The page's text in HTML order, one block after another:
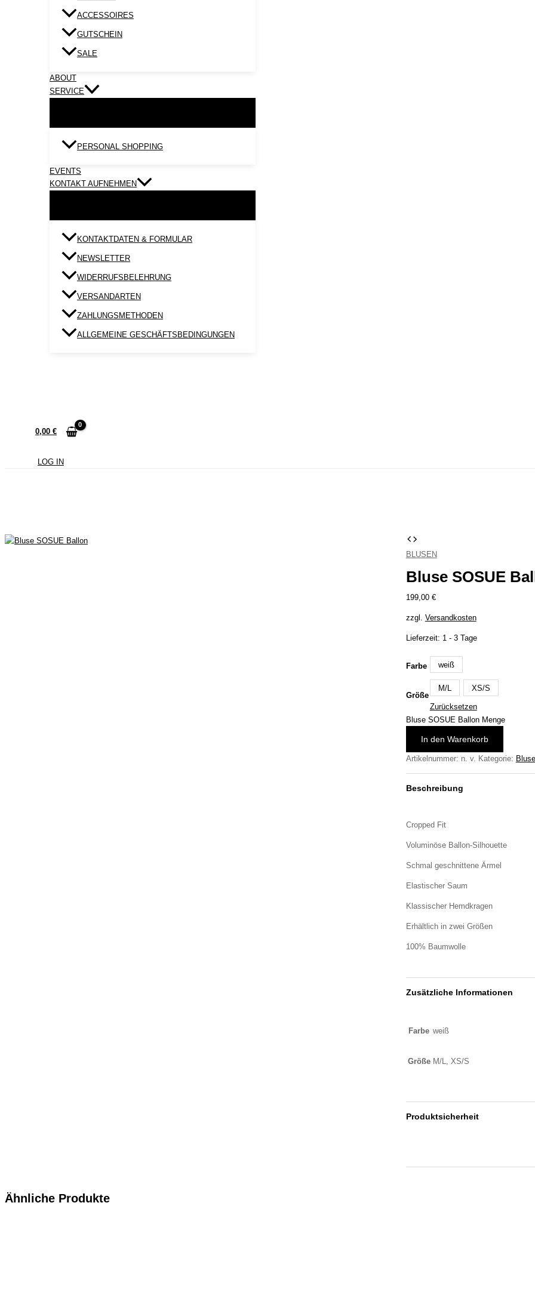
ACCESSOIRES
GUTSCHEIN
SALE
ABOUT
SERVICE
PERSONAL SHOPPING
EVENTS
KONTAKT AUFNEHMEN
KONTAKTDATEN & FORMULAR
NEWSLETTER
WIDERRUFSBELEHRUNG
VERSANDARTEN
ZAHLUNGSMETHODEN
ALLGEMEINE GESCHÄFTSBEDINGUNGEN
0,00 €
LOG IN
BLUSEN
Bluse SOSUE
199,00 €
zzgl. Versandkosten
Lieferzeit: 1 - 3 Tage
Farbe weiß
Größe
M/L XS/S
Zurücksetzen
Bluse SOSUE Ballon Menge
In den Warenkorb
Artikelnummer: n. v. Kategorie:
Beschreibung
Cropped Fit
Voluminöse Ballon-Silhouette
Schmal geschnittene Ärmel
Elastischer Saum
Klassischer Hemdkragen
Erhältlich in zwei Größen
100% Baumwolle
Zusätzliche Informationen
Farbe weiß
Größe M/L, XS/S
Produktsicherheit
Ähnliche Produkte